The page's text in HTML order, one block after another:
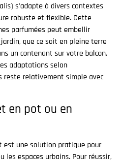
s'adapte à divers contextes
robuste et flexible. Cette
parfumées peut embellir
que ce soit en pleine terre
un contenant sur votre balcon.
adaptations selon
reste relativement simple avec
en pot ou en
est une solution pratique pour
espaces urbains. Pour réussir,